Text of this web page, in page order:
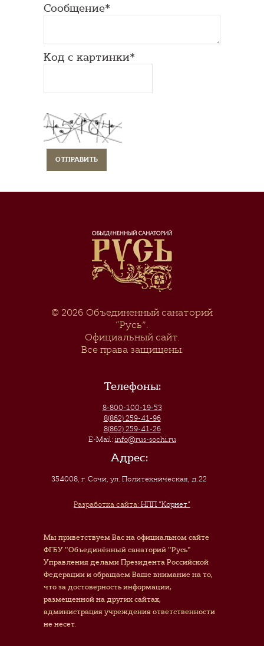
Сообщение*
Код с картинки*
© 2026 Объединенный санаторий
“Русь”.
Официальный сайт.
Все права защищены.
Телефоны:
8-800-100-19-53
8(862) 259-41-96
8(862) 259-41-26
E-Mail: info@rus-sochi.ru
Адрес:
354008, г. Сочи,ул. Политехническая, д.22
Разработка сайта: НПП "Корнет"
Мы приветствуем Вас на официальном сайте
ФГБУ "Объединённый санаторий "Русь"
Управления делами Президента Российской
Федерации и обращаем Ваше внимание на то,
что за достоверность информации,
размещенной на других сайтах,
администрация учреждения ответственности
не несет.